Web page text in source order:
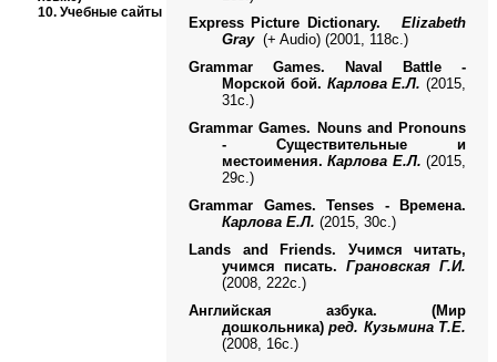
10. Учебные сайты
Express Picture Dictionary. Elizabeth
Gray (+ Audio) (2001, 118с.)
Grammar Games. Naval Battle -
Морской бой. Карлова Е.Л. (2015,
31с.)
Grammar Games. Nouns and Pronouns
- Существительные и
местоимения.Карлова Е.Л. (2015,
29с.)
Grammar Games. Tenses - Времена.
Карлова Е.Л. (2015, 30с.)
Lands and Friends. Учимся читать,
учимся писать. Грановская Г.И.
(2008, 222с.)
Английская азбука. (Мир
дошкольника)ред. Кузьмина Т.Е.
(2008, 16с.)